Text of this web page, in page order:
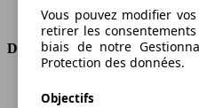
Type de traction
Dimensions
Vous pouvez modifier
retirer les
biais de notre
Protection des données.
Objectifs